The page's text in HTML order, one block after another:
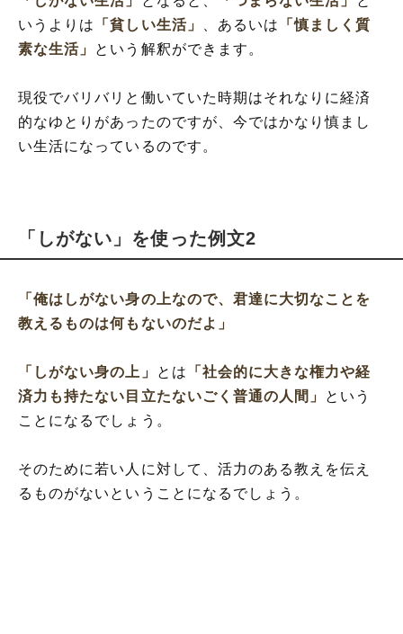
いうよりは
「貧しい生活」 、あるいは
「慎ましく質
素な生活」 という解釈ができます。
現役でバリバリと働いていた時期はそれなりに経済
的なゆとりがあったのですが、今ではかなり慎まし
い生活になっているのです。
「しがない」を使った例文2
「俺はしがない身の上なので、君達に大切なことを
教えるものは何もないのだよ」
「しがない身の上」 とは
「社会的に大きな権力や経
済力も持たない目立たないごく普通の人間」 という
ことになるでしょう。
そのために若い人に対して、活力のある教えを伝え
るものがないということになるでしょう。